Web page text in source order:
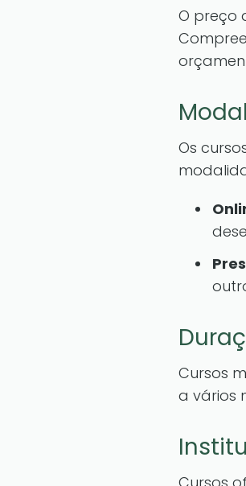
O preço
Os
Cursos
a vários